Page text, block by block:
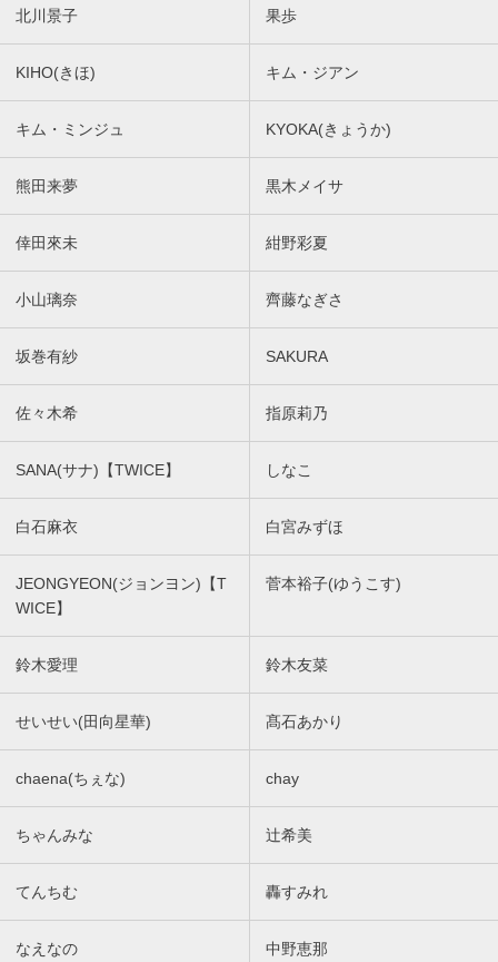
北川景子 果歩
KIHO(きほ) キム・ジアン
キム・ミンジュ KYOKA(きょうか)
熊田来夢 黒木メイサ
倖田來未 紺野彩夏
小山璃奈 齊藤なぎさ
坂巻有紗 SAKURA
佐々木希 指原莉乃
SANA(サナ)【TWICE】 しなこ
白石麻衣 白宮みずほ
JEONGYEON(ジョンヨン)【T
WICE】
菅本裕子(ゆうこす)
鈴木愛理 鈴木友菜
せいせい(田向星華) 髙石あかり
chaena(ちぇな) chay
ちゃんみな 辻希美
てんちむ 轟すみれ
なえなの 中野恵那